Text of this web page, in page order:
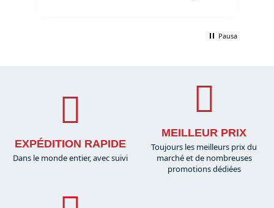
Pausa
EXPÉDITION RAPIDE
Dans le monde entier, avec suivi
MEILLEUR PRIX
Toujours les meilleurs prix du
marché et de nombreuses
promotions dédiées